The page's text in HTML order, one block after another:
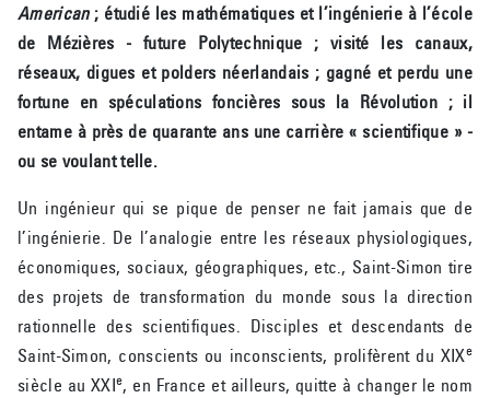
American; étudié les mathématiques et l’ingénierie à l’école
de Mézières - future Polytechnique ; visité les canaux,
réseaux, digues et polders néerlandais ; gagné et perdu une
fortune en spéculations foncières sous la Révolution ; il
entame à près de quarante ans une carrière « scientifique » -
ou se voulant telle.
Un ingénieur qui se pique de penser ne fait jamais que de
l’ingénierie. De l’analogie entre les réseaux physiologiques,
économiques, sociaux, géographiques, etc., Saint-Simon tire
des projets de transformation du monde sous la direction
rationnelle des scientifiques. Disciples et descendants de
Saint-Simon, conscients ou inconscients, prolifèrent du XIXe
siècle au XXIe, en France et ailleurs, quitte à changer le nom